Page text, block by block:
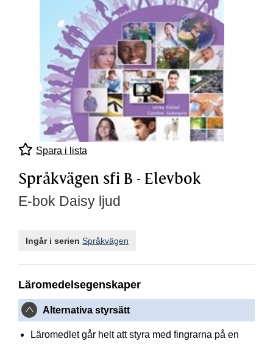
Spara i lista
Språkvägen sfi B - Elevbok
E-bok Daisy ljud
Ingår i serien Språkvägen
Läromedelsegenskaper
Alternativa styrsätt
Läromedlet går helt att styra med fingrarna på en